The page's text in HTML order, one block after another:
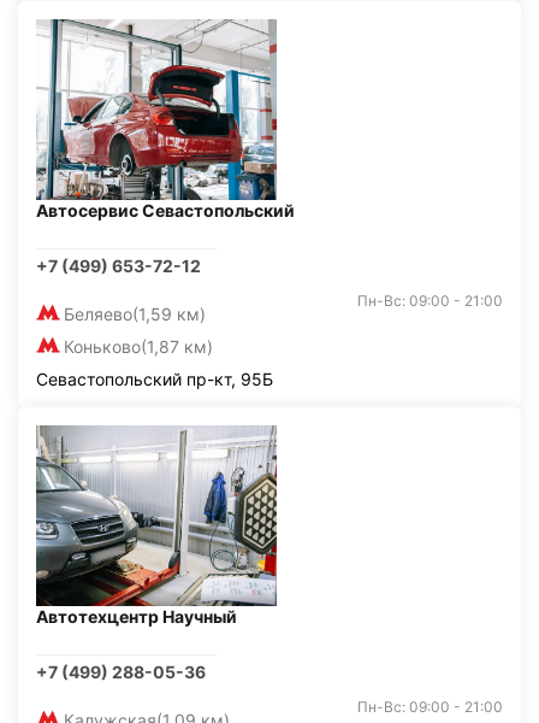
Автосервис Севастопольский
+7 (499) 653-72-12
Беляево(1,59 км)
Коньково(1,87 км)
Пн-Вс: 09:00 - 21:00
Севастопольский пр-кт, 95Б
Автотехцентр Научный
+7 (499) 288-05-36
Пн-Вс: 09:00 - 21:00